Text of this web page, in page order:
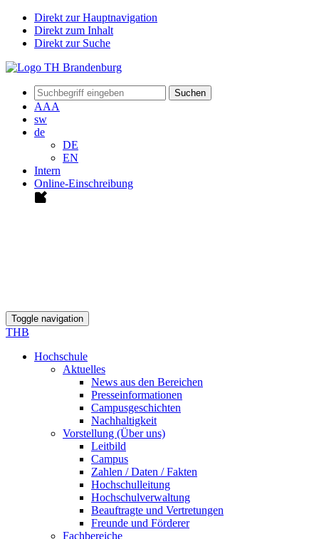
Direkt zur Hauptnavigation
Direkt zum Inhalt
Direkt zur Suche
Suchen
AAA
sw
de
DE
EN
Intern
Online-Einschreibung
Toggle navigation
THB
Hochschule
Aktuelles
News aus den Bereichen
Presseinformationen
Campusgeschichten
Nachhaltigkeit
Vorstellung (Über uns)
Leitbild
Campus
Zahlen / Daten / Fakten
Hochschulleitung
Hochschulverwaltung
Beauftragte und Vertretungen
Freunde und Förderer
Fachbereiche